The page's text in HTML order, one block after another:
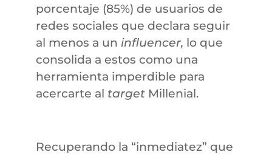
porcentaje (85%) de usuarios de
redes sociales que declara seguir
al menos a un influencer, lo que
consolida a estos como una
herramienta imperdible para
acercarte al target Millenial.
Recuperando la “inmediatez” que